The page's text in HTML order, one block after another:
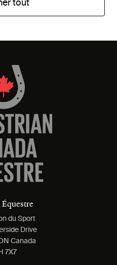
tout
Équestre
du Sport
Drive
Canada
7X7